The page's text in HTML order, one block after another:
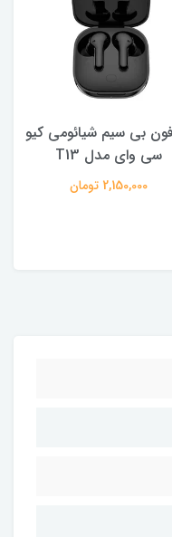
بی سیم شیائومی کیو
سی وای مدل T13
2,150,000 تومان